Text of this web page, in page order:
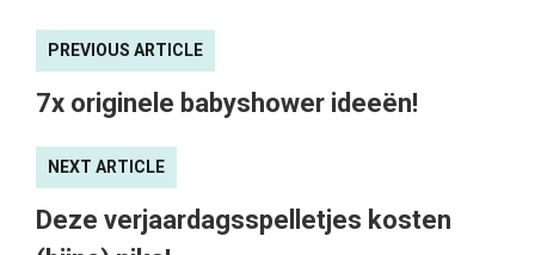
PREVIOUS ARTICLE
7x originele babyshower ideeën!
NEXT ARTICLE
Deze verjaardagsspelletjes kosten